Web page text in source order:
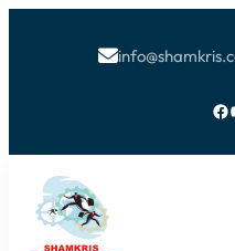

Facebook